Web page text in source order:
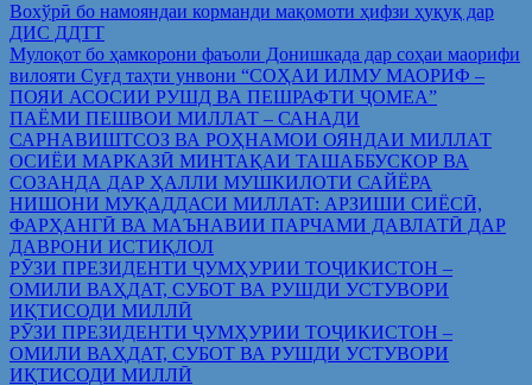
Вохўрӣ бо намояндаи корманди мақомоти ҳифзи ҳуқуқ дар
ДИС ДДТТ
Мулоқот бо ҳамкорони фаъоли Донишкада дар соҳаи маорифи
вилояти Суғд таҳти унвони “СОҲАИ ИЛМУ МАОРИФ –
ПОЯИ АСОСИИ РУШД ВА ПЕШРАФТИ ҶОМЕА”
ПАЁМИ ПЕШВОИ МИЛЛАТ – САНАДИ
САРНАВИШТСОЗ ВА РОҲНАМОИ ОЯНДАИ МИЛЛАТ
ОСИЁИ МАРКАЗӢ МИНТАҚАИ ТАШАББУСКОР ВА
СОЗАНДА ДАР ҲАЛЛИ МУШКИЛОТИ САЙЁРА
НИШОНИ МУҚАДДАСИ МИЛЛАТ: АРЗИШИ СИЁСӢ,
ФАРҲАНГӢ ВА МАЪНАВИИ ПАРЧАМИ ДАВЛАТӢ ДАР
ДАВРОНИ ИСТИҚЛОЛ
РӮЗИ ПРЕЗИДЕНТИ ҶУМҲУРИИ ТОҶИКИСТОН –
ОМИЛИ ВАҲДАТ, СУБОТ ВА РУШДИ УСТУВОРИ
ИҚТИСОДИ МИЛЛӢ
РӮЗИ ПРЕЗИДЕНТИ ҶУМҲУРИИ ТОҶИКИСТОН –
ОМИЛИ ВАҲДАТ, СУБОТ ВА РУШДИ УСТУВОРИ
ИҚТИСОДИ МИЛЛӢ